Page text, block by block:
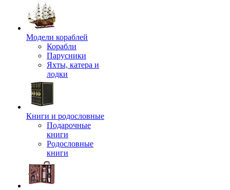
Модели кораблей
Корабли
Парусники
Яхты, катера и
лодки
Книги и родословные
Подарочные
книги
Родословные
книги